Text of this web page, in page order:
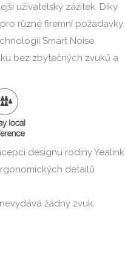
uživatelský zážitek. Díky
různé firemní požadavky.
Smart Noise
bez zbytečných zvuků a
designu rodiny Yealink
detailů
žádný zvuk.